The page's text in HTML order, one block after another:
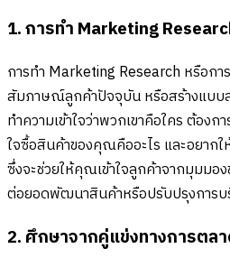
1. การทำ Marketing
การทำ Marketing Research หรือกา
สัมภาษณ์ลูกค้าปัจจุบัน หรือสร้างแบบ
ทำความเข้าใจว่าพวกเขาคือใคร ต้อง
ใจซื้อสินค้าของคุณคืออะไร และอยา
ซึ่งจะช่วยให้คุณเข้าใจลูกค้าจากมุมมอ
ต่อยอดพัฒนาสินค้าหรือปรับปรุงการบ
2. ศึกษาจากคู่แข่งทางการตล